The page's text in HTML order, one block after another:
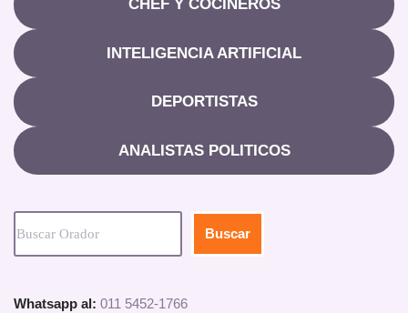
CHEF Y COCINEROS
INTELIGENCIA ARTIFICIAL
DEPORTISTAS
ANALISTAS POLITICOS
Buscar
Whatsapp al: 011 5452-1766